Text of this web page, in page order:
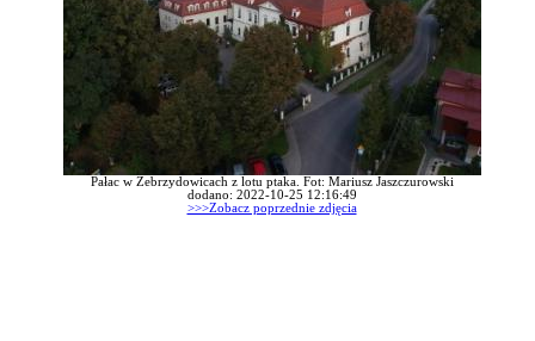
Pałac w Zebrzydowicach z lotu ptaka. Fot: Mariusz Jaszczurowski
dodano: 2022-10-25 12:16:49
>>>Zobacz poprzednie zdjęcia